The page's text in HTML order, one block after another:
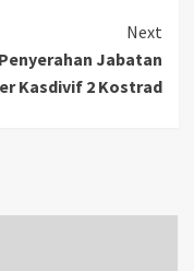
Next
Jabatan
Kasdivif 2 Kostrad